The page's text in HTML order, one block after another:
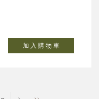
加 入 購 物 車